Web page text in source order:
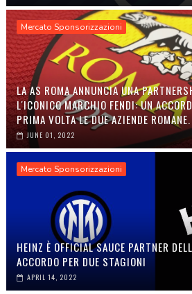
Mercato Sponsorizzazioni
LA AS ROMA ANNUNCIA UNA
L'ICONICO MARCHIO FENDI: UN
PRIMA VOLTA LE DUE AZIENDE ROMANE.
JUNE 01, 2022
Mercato Sponsorizzazioni
HEINZ È OFFICIAL SAUCE PARTNER
ACCORDO PER DUE STAGIONI
APRIL 14, 2022